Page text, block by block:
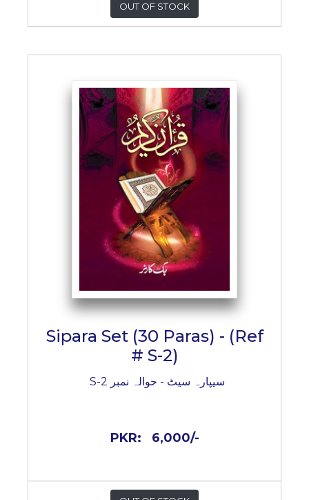
OUT OF STOCK
Sipara Set (30 Paras) - (Ref
# S-2)
سیپارہ سیٹ - حوالہ نمبر S-2
PKR: 6,000/-